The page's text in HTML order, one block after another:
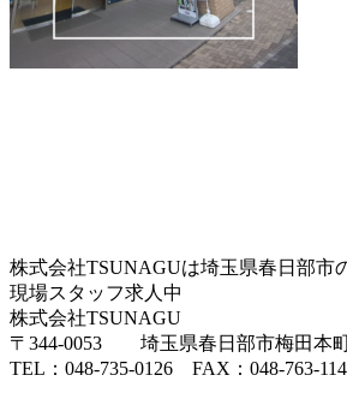
株式会社TSUNAGUは埼玉県春日部市
現場スタッフ求人中
株式会社TSUNAGU
〒344-0053 埼玉県春日部市梅田本
TEL：048-735-0126 FAX：048-763-